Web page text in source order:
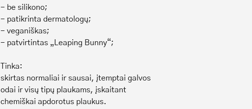
- be silikono;
- patikrinta dermatologų;
- veganiškas;
- patvirtintas „Leaping Bunny“;
Tinka:
skirtas normaliai ir sausai, įtemptai galvos
odai ir visų tipų plaukams, įskaitant
chemiškai apdorotus plaukus.